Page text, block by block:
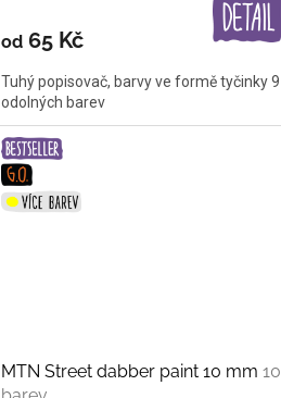
od65 Kč
Tuhý popisovač, barvy ve formě tyčinky 9
odolných barev
MTN Street dabber paint 10 mm 10